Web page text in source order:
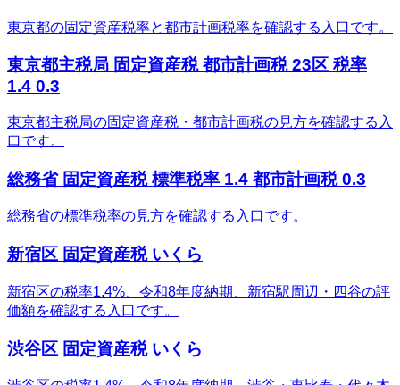
東京都の固定資産税率と都市計画税率を確認する入口です。
東京都主税局 固定資産税 都市計画税 23区 税率
1.4 0.3
東京都主税局の固定資産税・都市計画税の見方を確認する入
口です。
総務省 固定資産税 標準税率 1.4 都市計画税 0.3
総務省の標準税率の見方を確認する入口です。
新宿区 固定資産税 いくら
新宿区の税率1.4%、令和8年度納期、新宿駅周辺・四谷の評
価額を確認する入口です。
渋谷区 固定資産税 いくら